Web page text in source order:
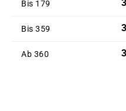
Bis 179
Bis 359
Ab 360